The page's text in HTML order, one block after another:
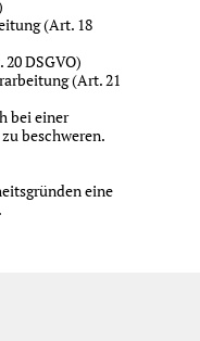
(Art. 18
DSGVO)
(Art. 21
bei einer
beschweren.
eine